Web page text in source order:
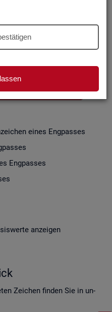
von Zehn ge­run­det (siehe
Daten.
ALS CSV
eines Eng­pas­ses
Eng­pas­ses
an­zei­gen
Zei­chen fin­den Sie in un­